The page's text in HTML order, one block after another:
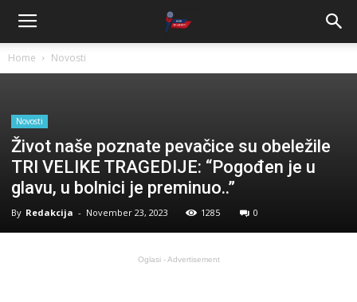
Home Novosti
Novosti
Život naše poznate pevačice su obeležile
TRI VELIKE TRAGEDIJE: “Pogođen je u
glavu, u bolnici je preminuo..”
By Redakcija - November 23, 2023 1285 0
Oglasi - Advertisement